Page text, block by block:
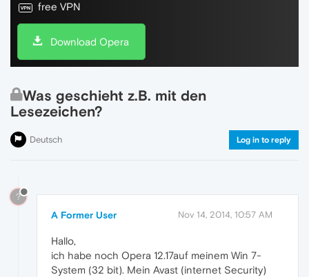
free VPN
Download Opera
Was geschieht z.B. mit den
Lesezeichen?
Deutsch Log in to reply
?
A Former User Nov 14, 2014, 10:57 AM
Hallo,
ich habe noch Opera 12.17auf meinem Win 7-
System (32 bit). Mein Avast (internet Security)